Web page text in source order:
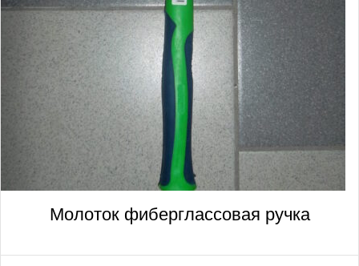
Молоток фиберглассовая ручка